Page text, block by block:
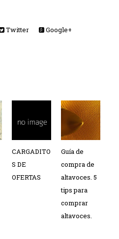
Twitter
Google+
CARGADITO
S DE
OFERTAS
Guía de
compra de
altavoces. 5
tips para
comprar
altavoces.